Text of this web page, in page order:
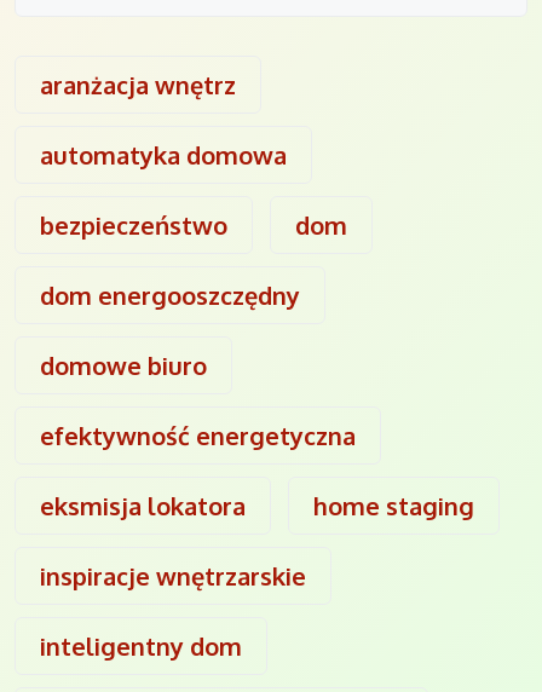
aranżacja wnętrz
automatyka domowa
bezpieczeństwo dom
dom energooszczędny
domowe biuro
efektywność energetyczna
eksmisja lokatora home staging
inspiracje wnętrzarskie
inteligentny dom